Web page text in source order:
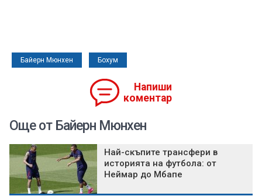
Байерн Мюнхен Бохум
Напиши
коментар
Още от Байерн Мюнхен
Най-скъпите трансфери в
историята на футбола: от
Неймар до Мбапе